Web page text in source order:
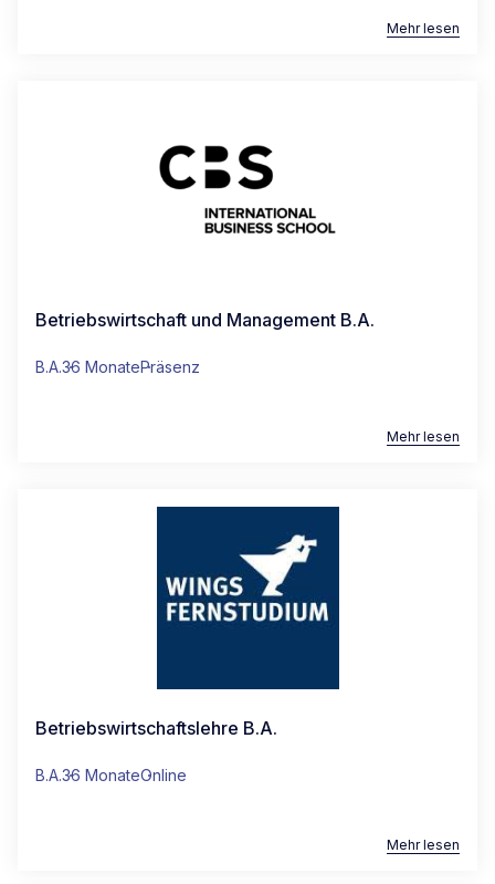
Mehr lesen
Betriebswirtschaft und Management B.A.
B.A.36 MonatePräsenz
Mehr lesen
Betriebswirtschaftslehre B.A.
B.A.36 MonateOnline
Mehr lesen